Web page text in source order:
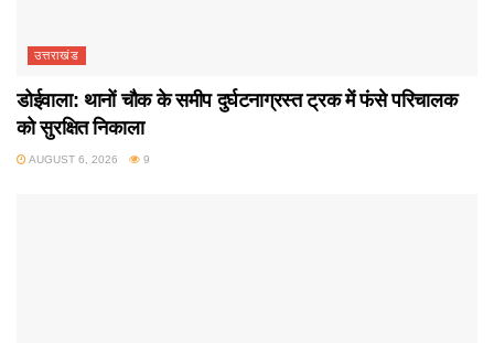
उत्तराखंड
डोईवाला: थानों चौक के समीप दुर्घटनाग्रस्त ट्रक में फंसे परिचालक
को सुरक्षित निकाला
AUGUST 6, 2026 9